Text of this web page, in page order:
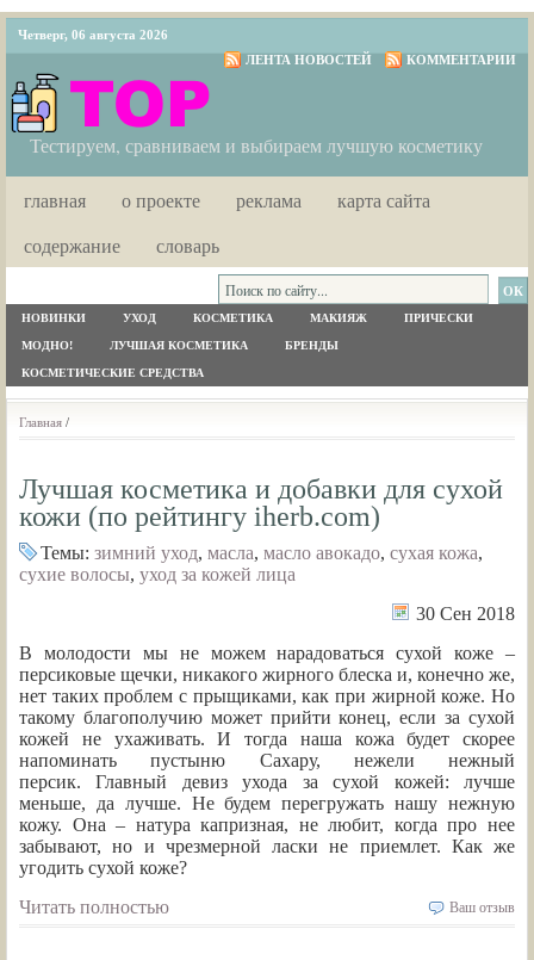
Четверг, 06 августа 2026
ЛЕНТА НОВОСТЕЙ
КОММЕНТАРИИ
Тестируем, сравниваем и выбираем лучшую косметику
главная о проекте реклама
карта сайта
содержание
словарь
НОВИНКИ УХОД КОСМЕТИКА МАКИЯЖ ПРИЧЕСКИ
МОДНО! ЛУЧШАЯ КОСМЕТИКА БРЕНДЫ
КОСМЕТИЧЕСКИЕ СРЕДСТВА
Главная /
Лучшая косметика и добавки для сухой
кожи (по рейтингу iherb.com)
Темы: зимний уход, масла, масло авокадо, сухая кожа,
сухие волосы, уход за кожей лица
30 Сен 2018
В молодости мы не можем нарадоваться сухой коже –
персиковые щечки, никакого жирного блеска и, конечно же,
нет таких проблем с прыщиками, как при жирной коже. Но
такому благополучию может прийти конец, если за сухой
кожей не ухаживать. И тогда наша кожа будет скорее
напоминать пустыню Сахару, нежели нежный
персик. Главный девиз ухода за сухой кожей: лучше
меньше, да лучше. Не будем перегружать нашу нежную
кожу. Она – натура капризная, не любит, когда про нее
забывают, но и чрезмерной ласки не приемлет. Как же
угодить сухой коже?
Читать полностью
Ваш отзыв